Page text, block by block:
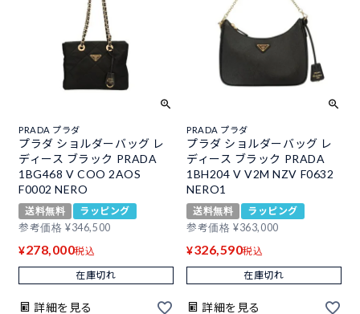
PRADA プラダ
プラダ ショルダーバッグ レ
ディース ブラック PRADA
1BG468 V COO 2AOS
F0002 NERO
送料無料
ラッピング
参考価格 ¥346,500
¥278,000税込
在庫切れ
詳細を見る
PRADA プラダ
プラダ ショルダーバッグ レ
ディース ブラック PRADA
1BH204 V V2M NZV F0632
NERO1
送料無料
ラッピング
参考価格 ¥363,000
¥326,590税込
在庫切れ
詳細を見る